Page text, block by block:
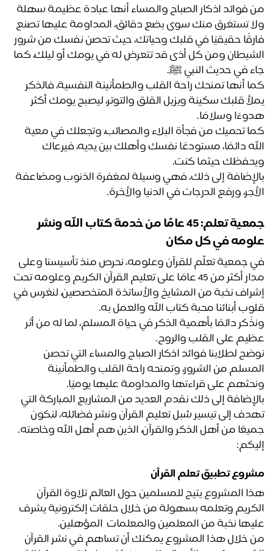
من فوائد اذكار الصباح والمساء أنها عبادة عظيمة سهلة
ولا تستغرق منك سوى بضع دقائق، المداومة عليها تصنع
فارقًا حقيقيًا في قلبك وحياتك، حيث تحصن نفسك من شرور
الشيطان ومن كل أذى قد تتعرض له في يومك أو ليلك، كما
في حديث النبي ﷺ.
كما أنها تمنحك راحة القلب والطمأنينة النفسية، فالذكر
يملأ قلبك سكينة ويزيل القلق والتوتر، ليصبح يومك أكثر
وسلامًا.
كما تحميك من فجأة البلاء والمصائب، وتجعلك في معية
الله دائمًا، مستودعًا نفسك وأهلك بين يديه، فيرعاك
حيثما كنت.
بالإضافة إلى ذلك، فهي وسيلة لمغفرة الذنوب ومضاعفة
ورفع الدرجات في الدنيا والأخرة.
جمعية تعلم: 45 عامًا من خدمة كتاب الله ونشر
في كل مكان
في جمعية تعلّم للقرآن وعلومه، نحرص منذ تأسيسنا وعلى
مدار أكثر من 45 عامًا على تعليم القرآن الكريم وعلومه تحت
أبنائنا محبة كتاب الله والعمل به.
ونذًكر دائمًا بأهمية الذكر في حياة المسلم، لما له من أثر
على القلب والروح.
نوضح لطلابنا فوائد اذكار الصباح والمساء التي تحصن
المسلم من الشرور، وتمنحه راحة القلب والطمأنينة
على قراءتها والمداومة عليها يوميًا.
بالإضافة إلى ذلك نقدم العديد من المشاريع المباركة التي
تهدف إلى تيسير سُبل تعليم القرآن ونشر فضائله، لنكون
من أهل الذكر والقرآن، الذين هم أهل الله وخاصته.
تطبيق تعلم القرآن
هذا المشروع يتيح للمسلمين حول العالم تلاوة القرآن
الكريم وتعلمه بسهولة من خلال حلقات إلكترونية يشرف
نخبة من المعلمين والمعلمات  المؤهلين.
من خلال هذا المشروع يمكنك أن تساهم في نشر القرآن